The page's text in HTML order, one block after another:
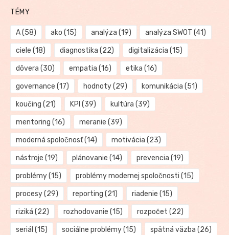
TÉMY
A(58) ako (15) analýza (19) analýza SWOT (41)
ciele (18) diagnostika (22) digitalizácia (15)
dôvera (30) empatia (16) etika (16)
governance (17) hodnoty(29) komunikácia (51)
koučing (21) KPI (39) kultúra (39)
mentoring (16) meranie (39)
moderná spoločnosť(14) motivácia (23)
nástroje (19) plánovanie (14) prevencia (19)
problémy(15) problémy modernej spoločnosti (15)
procesy(29) reporting (21) riadenie (15)
riziká (22) rozhodovanie (15) rozpočet (22)
seriál (15) sociálne problémy(15) spätná väzba (26)